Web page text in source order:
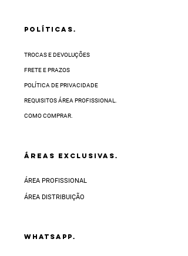
POLÍTICAS.
TROCAS E DEVOLUÇÕES
FRETE E PRAZOS
POLÍTICA DE PRIVACIDADE
REQUISITOS ÁREA PROFISSIONAL.
COMO COMPRAR.
ÁREAS EXCLUSIVAS.
Whatsapp.
ÁREA PROFISSIONAL
ÁREA DISTRIBUIÇÃO